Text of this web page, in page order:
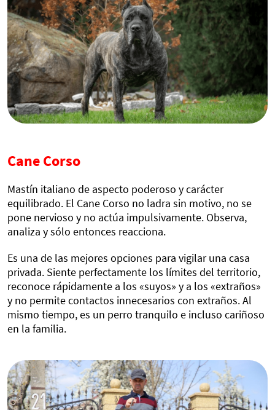
Cane Corso
Mastín italiano de aspecto poderoso y carácter
equilibrado. El Cane Corso no ladra sin motivo, no se
pone nervioso y no actúa impulsivamente. Observa,
analiza y sólo entonces reacciona.
Es una de las mejores opciones para vigilar una casa
privada. Siente perfectamente los límites del territorio,
reconoce rápidamente a los «suyos» y a los «extraños»
y no permite contactos innecesarios con extraños. Al
mismo tiempo, es un perro tranquilo e incluso cariñoso
en la familia.